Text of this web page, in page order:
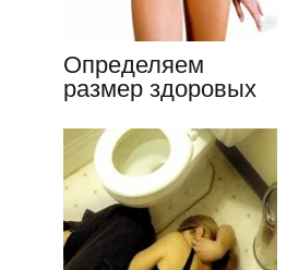
Определяем
размер здоровых
женщины